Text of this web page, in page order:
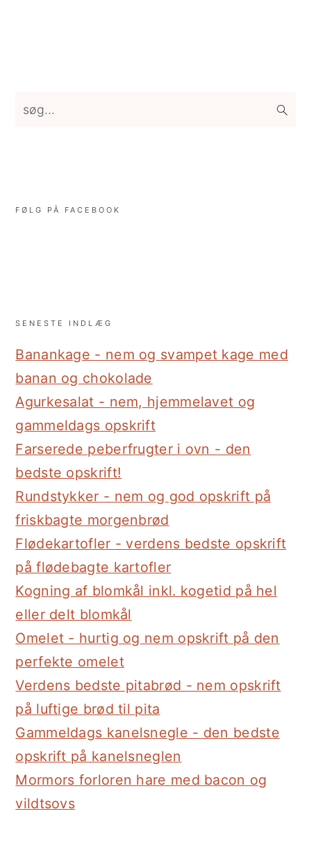
Primary
søg...
FØLG PÅ FACEBOOK
SENESTE INDLÆG
Banankage - nem og svampet kage med
banan og chokolade
Agurkesalat - nem, hjemmelavet og
gammeldags opskrift
Farserede peberfrugter i ovn - den
bedste opskrift!
Rundstykker - nem og god opskrift på
friskbagte morgenbrød
Flødekartofler - verdens bedste opskrift
på flødebagte kartofler
Kogning af blomkål inkl. kogetid på hel
eller delt blomkål
Omelet - hurtig og nem opskrift på den
perfekte omelet
Verdens bedste pitabrød - nem opskrift
på luftige brød til pita
Gammeldags kanelsnegle - den bedste
opskrift på kanelsneglen
Mormors forloren hare med bacon og
vildtsovs